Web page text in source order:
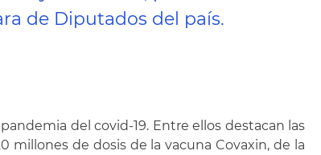
de Diputados del país.
del covid-19. Entre ellos destacan las
de dosis de la vacuna Covaxin, de la